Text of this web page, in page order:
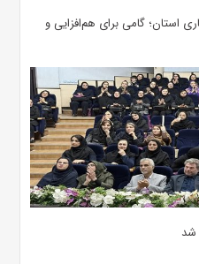
استان؛ گامی برای هم‌افزایی و
شد